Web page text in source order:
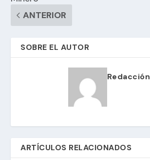
ANTERIOR
SOBRE EL AUTOR
Redacción
ARTÍCULOS RELACIONADOS